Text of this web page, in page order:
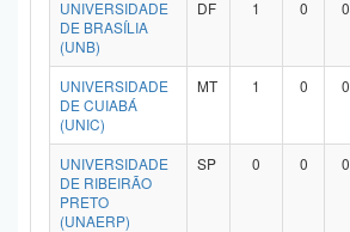
UNIVERSIDADE
DE BRASÍLIA
(UNB)
DF 1 0 0
UNIVERSIDADE
DE CUIABÁ
(UNIC)
MT 1 0 0
UNIVERSIDADE
DE RIBEIRÃO
PRETO
(UNAERP)
SP 0 0 0